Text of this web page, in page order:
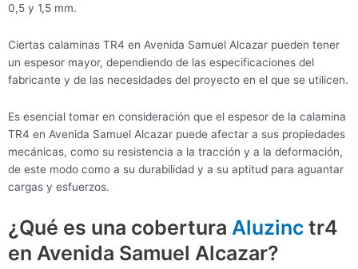
0,5 y 1,5 mm.
Ciertas calaminas TR4 en Avenida Samuel Alcazar pueden tener
un espesor mayor, dependiendo de las especificaciones del
fabricante y de las necesidades del proyecto en el que se utilicen.
Es esencial tomar en consideración que el espesor de la calamina
TR4 en Avenida Samuel Alcazar puede afectar a sus propiedades
mecánicas, como su resistencia a la tracción y a la deformación,
de este modo como a su durabilidad y a su aptitud para aguantar
cargas y esfuerzos.
¿Qué es una cobertura Aluzinc tr4
en Avenida Samuel Alcazar?